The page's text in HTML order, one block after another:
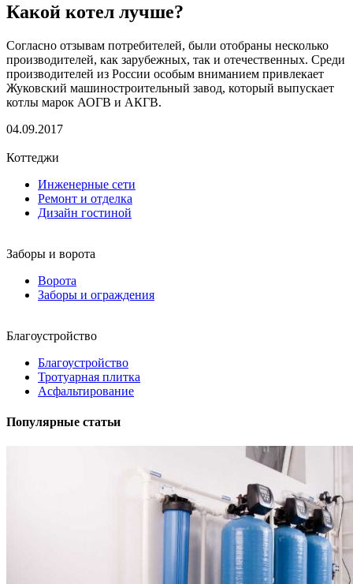
Какой котел лучше?
Согласно отзывам потребителей, были отобраны несколько
производителей, как зарубежных, так и отечественных. Среди
производителей из России особым вниманием привлекает
Жуковский машиностроительный завод, который выпускает
котлы марок АОГВ и АКГВ.
04.09.2017
Коттеджи
Инженерные сети
Ремонт и отделка
Дизайн гостиной
Заборы и ворота
Ворота
Заборы и ограждения
Благоустройство
Благоустройство
Тротуарная плитка
Асфальтирование
Популярные статьи